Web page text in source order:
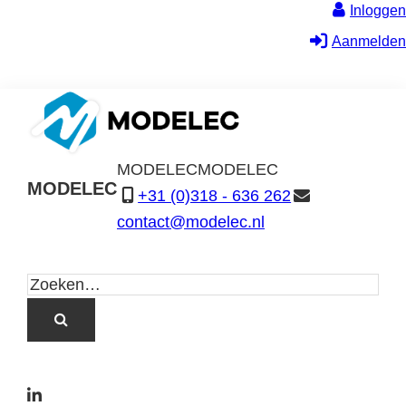
Inloggen
Aanmelden
MODELEC
MODELECMODELEC
+31 (0)318 - 636 262
contact@modelec.nl
L